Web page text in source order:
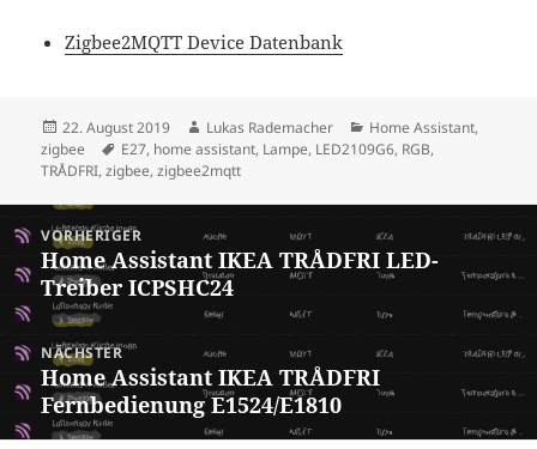
Zigbee2MQTT Device Datenbank
Veröffentlicht
am
22. August 2019 Autor
Lukas Rademacher Kategorien
Home Assistant,
zigbee
Schlagwörter
E27, home assistant, Lampe, LED2109G6, RGB,
TRÅDFRI,zigbee,zigbee2mqtt
Beitragsnavigation
VORHERIGER
Vorheriger
Beitrag:
Home Assistant IKEA TRÅDFRI LED-
Treiber ICPSHC24
NÄCHSTER
Nächster
Beitrag:
Home Assistant IKEA TRÅDFRI
Fernbedienung E1524/E1810